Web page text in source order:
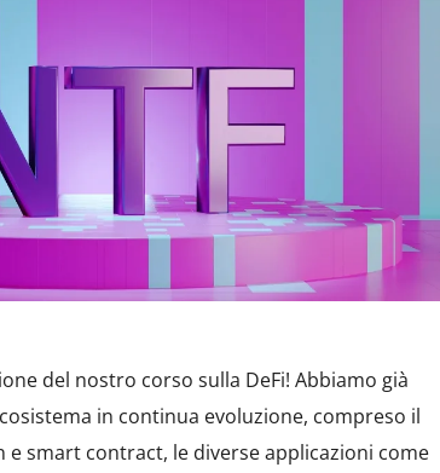
del nostro corso sulla DeFi! Abbiamo già
in continua evoluzione, compreso il
smart contract, le diverse applicazioni come